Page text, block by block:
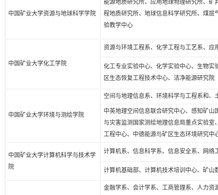
中国矿业大学资源与地球科学学院
能源地质研究所、应用地球物理研究所、
程地质研究所、地球信息科学研究所、煤层
验教学中心
中国矿业大学化工学院
资源与环境工程系、化学工程与工艺系、应
化工专业实验中心、化学实验中心、生物实
区生态恢复工程技术中心、洁净能源研究院
中国矿业大学环境与测绘学院
空间与地理信息系、环境科学与工程系和、
中英地理空间信息联合研究中心、感知矿
与灾害监测国家测绘地理信息局重点实验室
工程中心、中德能源与矿区生态环境研究中
中国矿业大学计算机科学与技术学
院
计算机系、信息科学系、信息安全系、网络
计算机基础部、计算机技术培训中心、矿山
金融学系、会计学系、工商管理系、人力资